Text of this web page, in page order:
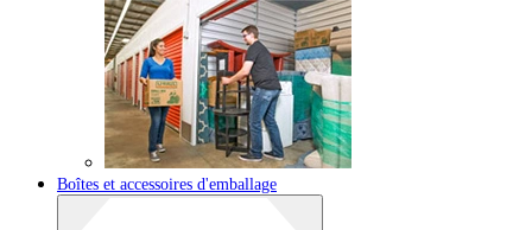
Boîtes et accessoires d'emballage